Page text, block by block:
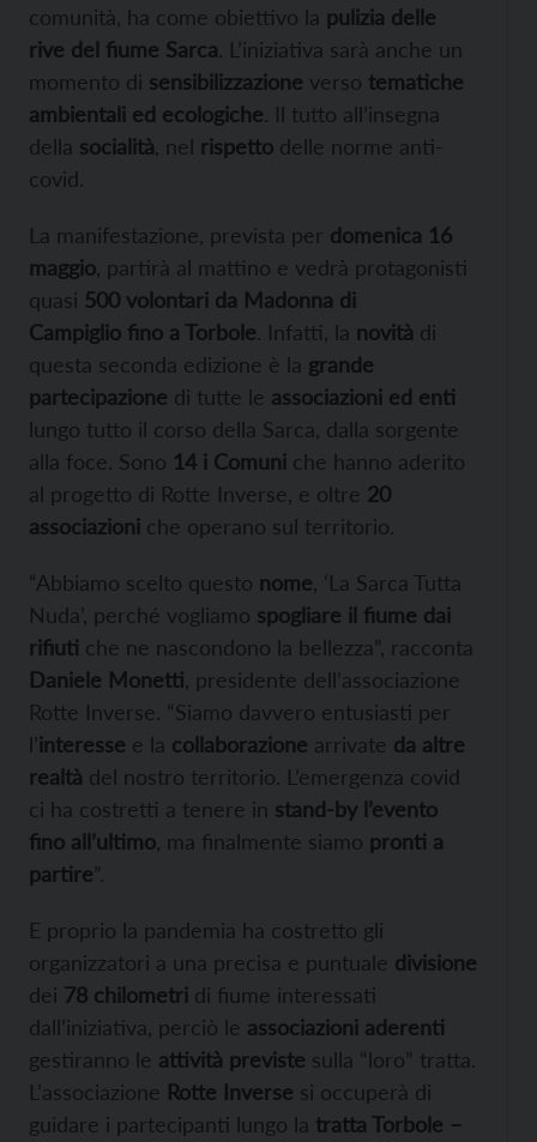
comunità, ha come obiettivo la pulizia delle
rive del fiume Sarca. L’iniziativa sarà anche un
momento di sensibilizzazione verso tematiche
ambientali ed ecologiche. Il tutto all’insegna
della socialità , nel rispetto delle norme anti-
covid.
La manifestazione, prevista per domenica 16
maggio , partirà al mattino e vedrà protagonisti
quasi 500 volontari da Madonna di
Campiglio fino a Torbole. Infatti, la novità di
questa seconda edizione è la grande
partecipazione di tutte le associazioni ed enti
lungo tutto il corso della Sarca, dalla sorgente
alla foce. Sono 14 i Comuni che hanno aderito
al progetto di Rotte Inverse, e oltre 20
associazioni che operano sul territorio.
“Abbiamo scelto questo nome , ‘La Sarca Tutta
Nuda’, perché vogliamo spogliare il fiume dai
rifiuti che ne nascondono la bellezza”, racconta
Daniele Monetti , presidente dell’associazione
Rotte Inverse. “Siamo davvero entusiasti per
l’interesse e la collaborazione arrivate da altre
realtà del nostro territorio. L’emergenza covid
ci ha costretti a tenere in stand-by l’evento
fino all’ultimo , ma finalmente siamo pronti a
partire”.
E proprio la pandemia ha costretto gli
organizzatori a una precisa e puntuale divisione
dei 78 chilometri di fiume interessati
dall’iniziativa, perciò le associazioni aderenti
gestiranno le attività previste sulla “loro” tratta.
L’associazione Rotte Inverse si occuperà di
guidare i partecipanti lungo la tratta Torbole –